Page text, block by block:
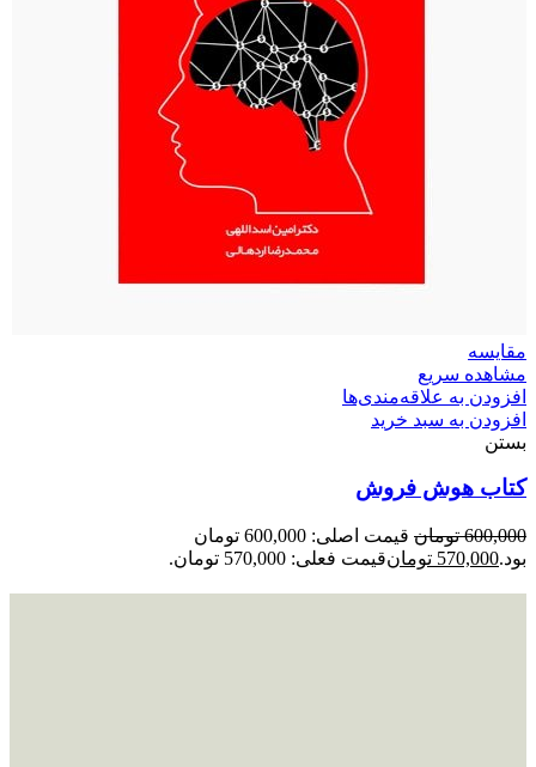
مقایسه
مشاهده سریع
افزودن به علاقه‌مندی‌ها
افزودن به سبد خرید
بستن
کتاب هوش فروش
600,000 تومان
قیمت اصلی: 600,000 تومان
بود.570,000 تومانقیمت فعلی: 570,000 تومان.